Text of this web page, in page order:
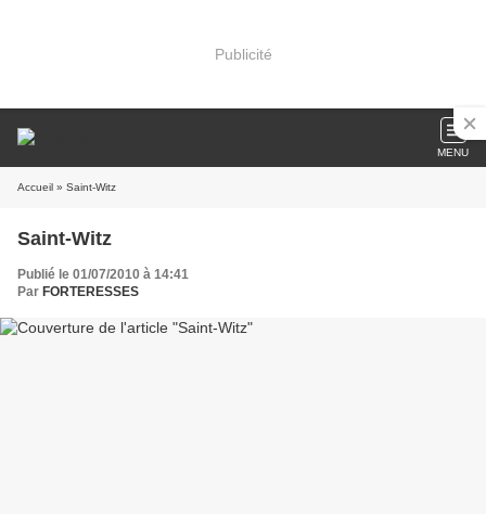
Publicité
MENU
Accueil » Saint-Witz
Saint-Witz
Publié le 01/07/2010 à 14:41
Par FORTERESSES